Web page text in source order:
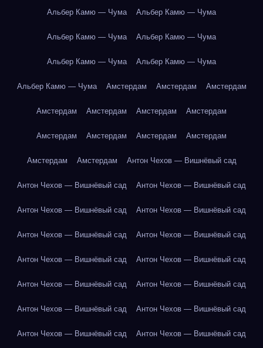
Альбер Камю — Чума Альбер Камю — Чума
Альбер Камю — Чума Альбер Камю — Чума
Альбер Камю — Чума Альбер Камю — Чума
Альбер Камю — Чума Амстердам Амстердам Амстердам
Амстердам Амстердам Амстердам Амстердам
Амстердам Амстердам Амстердам Амстердам
Амстердам Амстердам Антон Чехов — Вишнёвый сад
Антон Чехов — Вишнёвый сад Антон Чехов — Вишнёвый сад
Антон Чехов — Вишнёвый сад Антон Чехов — Вишнёвый сад
Антон Чехов — Вишнёвый сад Антон Чехов — Вишнёвый сад
Антон Чехов — Вишнёвый сад Антон Чехов — Вишнёвый сад
Антон Чехов — Вишнёвый сад Антон Чехов — Вишнёвый сад
Антон Чехов — Вишнёвый сад Антон Чехов — Вишнёвый сад
Антон Чехов — Вишнёвый сад Антон Чехов — Вишнёвый сад